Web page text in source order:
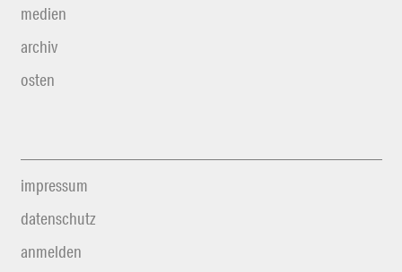
medien
archiv
osten
impressum
datenschutz
anmelden